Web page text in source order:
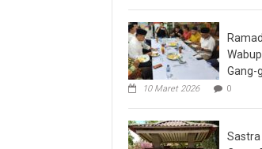
Gang-
10 Maret 2026 0